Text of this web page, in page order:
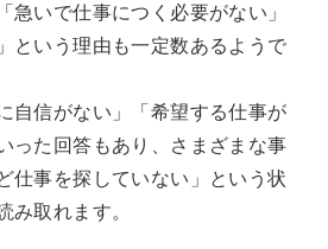
急いで仕事につく必要がない」
という理由も一定数あるようで
自信がない」「希望する仕事が
った回答もあり、さまざまな事
仕事を探していない」という状
み取れます。